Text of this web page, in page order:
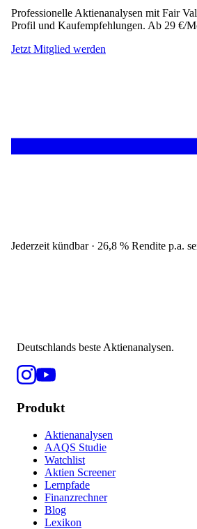
Professionelle Aktienanalysen mit Fair
Profil und Kaufempfehlungen. Ab 29 €/
Jetzt Mitglied werden
Jederzeit kündbar · 26,8 % Rendite p.a.
Deutschlands beste Aktienanalysen.
Produkt
Aktienanalysen
AAQS Studie
Watchlist
Aktien Screener
Lernpfade
Finanzrechner
Blog
Lexikon